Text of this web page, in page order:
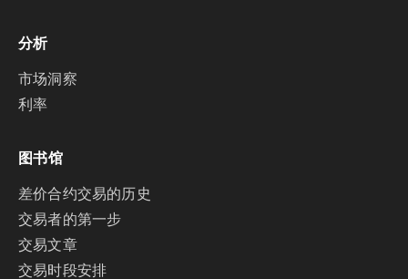
分析
市场洞察
利率
图书馆
差价合约交易的历史
交易者的第一步
交易文章
交易时段安排